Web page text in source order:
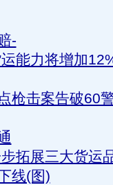
-
能力将增加
枪击案告破60
拓展三大货运
线(图)